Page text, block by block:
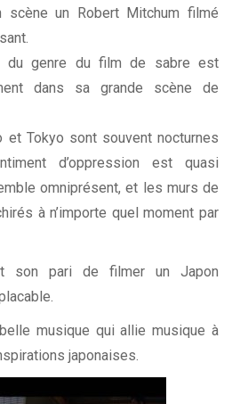
scène un Robert Mitchum filmé
du genre du film de sabre est
dans sa grande scène de
et Tokyo sont souvent nocturnes
d’oppression est quasi
omniprésent, et les murs de
à n’importe quel moment par
son pari de filmer un Japon
musique qui allie musique à
japonaises.